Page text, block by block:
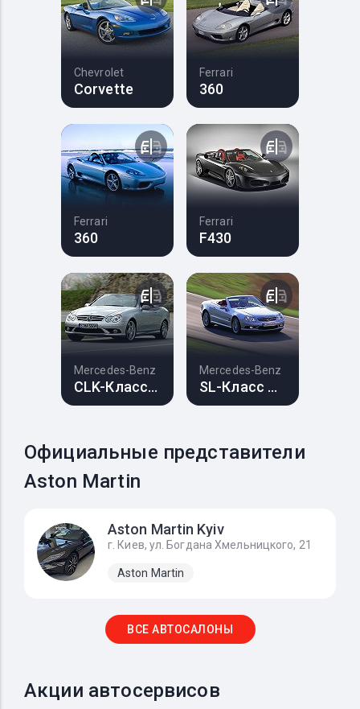
Chevrolet
Corvette
Ferrari
360
Ferrari
360
Ferrari
F430
Mercedes-Benz
CLK-Класс AMG
Mercedes-Benz
SL-Класс AMG
Официальные представители
Aston Martin
Aston Martin Kyiv
г. Киев, ул. Богдана Хмельницкого, 21
Aston Martin
ВСЕ АВТОСАЛОНЫ
Акции автосервисов